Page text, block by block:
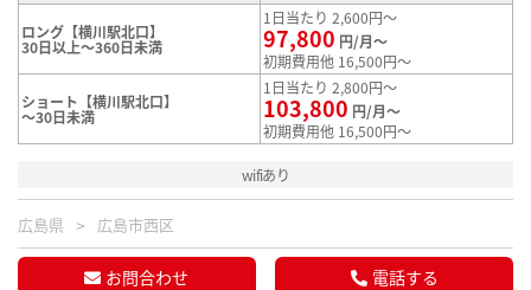
ロング【横川駅北口】
30日以上～360日未満
1日当たり 2,600円～
97,800 円/月～
初期費用他 16,500円～
ショート【横川駅北口】
～30日未満
1日当たり 2,800円～
103,800 円/月～
初期費用他 16,500円～
wifiあり
広島県 広島市西区
お問合わせ 電話する